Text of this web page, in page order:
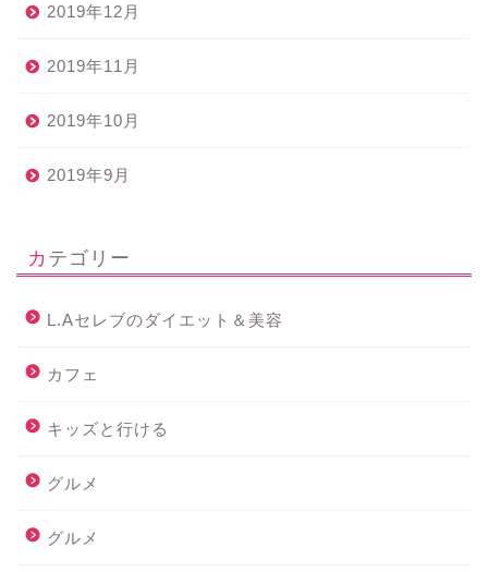
2019年12月
2019年11月
2019年10月
2019年9月
カテゴリー
L.Aセレブのダイエット＆美容
カフェ
キッズと行ける
グルメ
グルメ